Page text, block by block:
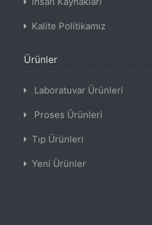
Kalite Politikamız
Ürünler
Laboratuvar Ürünleri
Proses Ürünleri
Tıp Ürünleri
Yeni Ürünler